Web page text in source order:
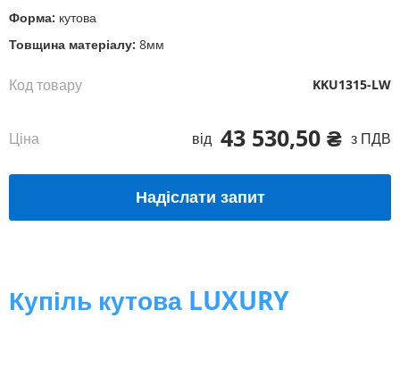
Форма: кутова
Товщина матеріалу: 8мм
43 530,50 ₴ з ПДВ
Ціна від
Код товару KKU1315-LW
Надіслати запит
Купіль кутова LUXURY